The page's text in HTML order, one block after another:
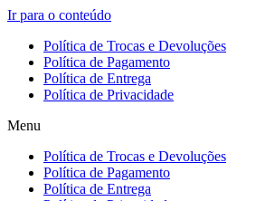
Ir para o conteúdo
Política de Trocas e Devoluções
Política de Pagamento
Política de Entrega
Política de Privacidade
Menu
Política de Trocas e Devoluções
Política de Pagamento
Política de Entrega